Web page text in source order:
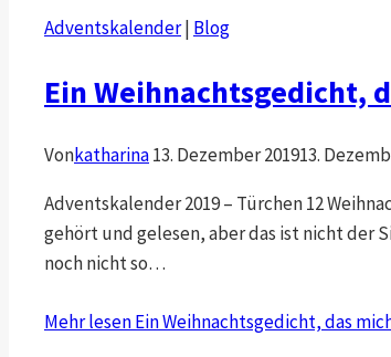
Adventskalender| Blog
Ein Weihnachtsgedicht,
Vonkatharina13. Dezember 201913.
Adventskalender 2019 – Türchen 12
gehört und gelesen, aber das ist nicht der
noch nicht so…
Mehr lesenEin Weihnachtsgedicht, das